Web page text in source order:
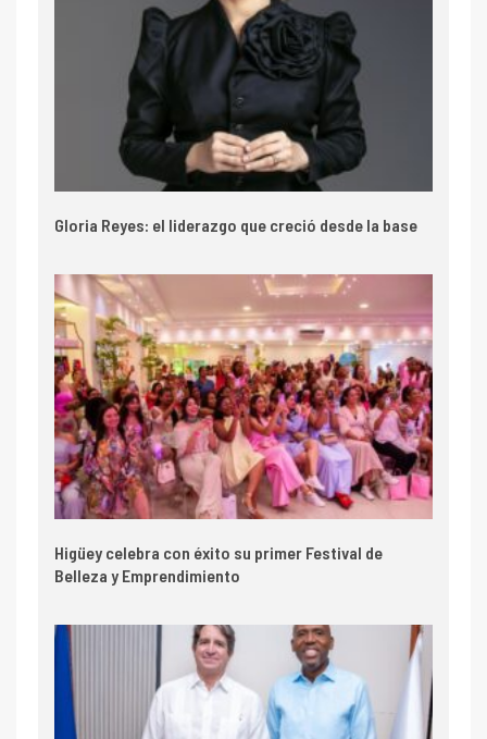
Gloria Reyes: el liderazgo que creció desde la base
Higüey celebra con éxito su primer Festival de
Belleza y Emprendimiento